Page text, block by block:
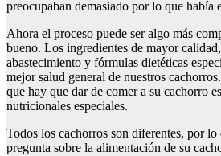
preocupaban demasiado por lo que había
Ahora el proceso puede ser algo más
bueno. Los ingredientes de mayor
abastecimiento y fórmulas dietéticas
mejor salud general de nuestros
que hay que dar de comer a su cachorro
nutricionales especiales.
Todos los cachorros son diferentes, por
pregunta sobre la alimentación de su